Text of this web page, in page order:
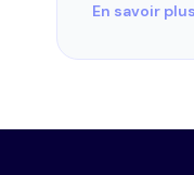
En savoir